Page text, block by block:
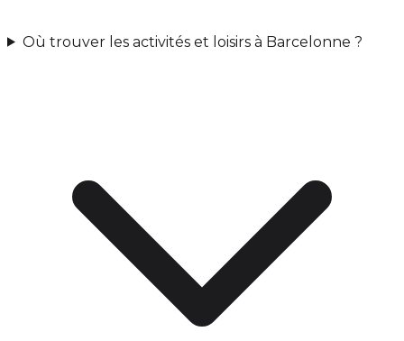
Où trouver les activités et loisirs à Barcelonne ?